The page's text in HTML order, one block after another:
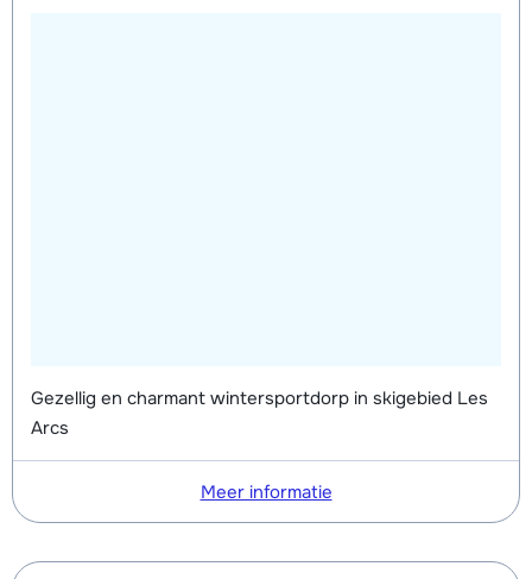
Gezellig en charmant wintersportdorp in skigebied Les
Arcs
Meer informatie